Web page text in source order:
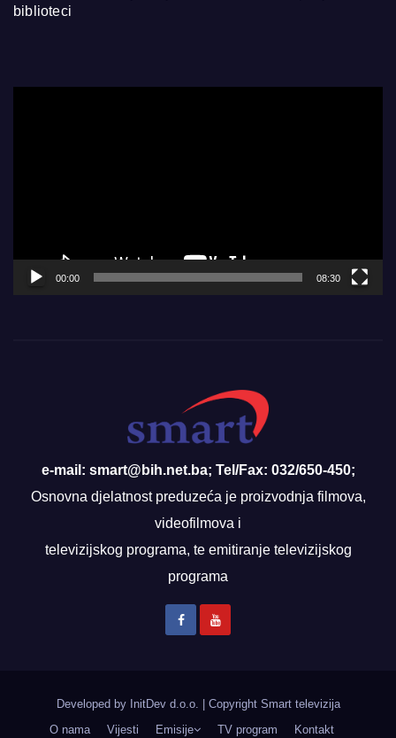
biblioteci
00:00 08:30
e-mail: smart@bih.net.ba; Tel/Fax: 032/650-450;
Osnovna djelatnost preduzeća je proizvodnja filmova,
videofilmova i
televizijskog programa, te emitiranje televizijskog
programa
Developed by InitDev d.o.o.
Copyright Smart televizija
O nama
Vijesti Emisije TV program Kontakt